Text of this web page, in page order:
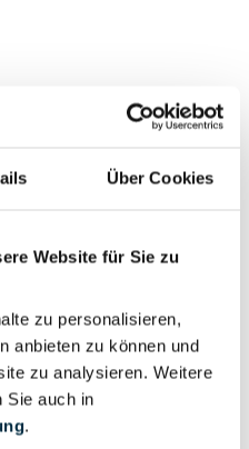
Über Cookies
Website für Sie zu
zu personalisieren,
anbieten zu können und
zu analysieren. Weitere
Sie auch in
.
Stephanie Küpper e.K.
GmbH